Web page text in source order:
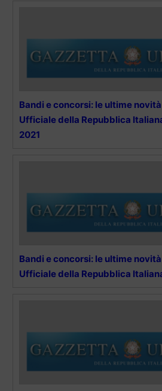
Bandi e concorsi: le ultime
Ufficiale della Repubblica
2021
Bandi e concorsi: le ultime
Ufficiale della Repubblica